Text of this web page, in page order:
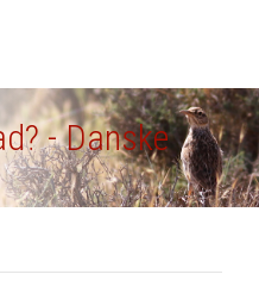
- Danske